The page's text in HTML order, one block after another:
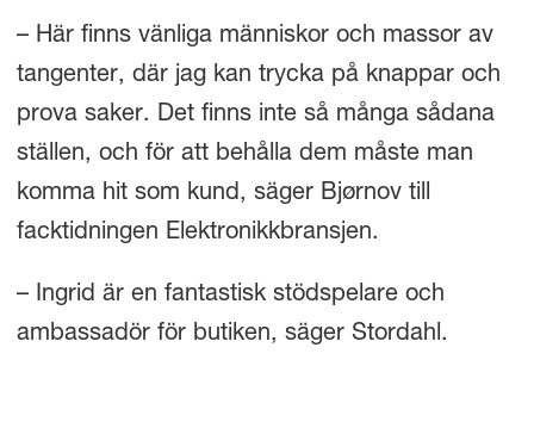
– Här finns vänliga människor och massor av
tangenter, där jag kan trycka på knappar och
prova saker. Det finns inte så många sådana
ställen, och för att behålla dem måste man
komma hit som kund, säger Bjørnov till
facktidningen Elektronikkbransjen.
– Ingrid är en fantastisk stödspelare och
ambassadör för butiken, säger Stordahl.